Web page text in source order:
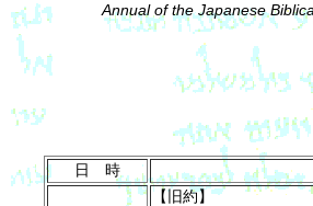
Annual of the Japanese
日 時
【旧約】